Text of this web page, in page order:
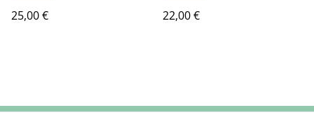
25,00 € 22,00 €